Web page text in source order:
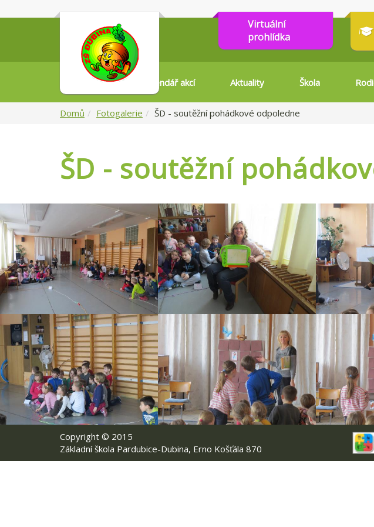
Virtuální
prohlídka
Kalendář akcí
Aktuality Škola
Domů Fotogalerie ŠD - soutěžní pohádkové odpoledne
ŠD - soutěžní
Copyright © 2015
Základní škola Pardubice-Dubina, Erno Košťála 870